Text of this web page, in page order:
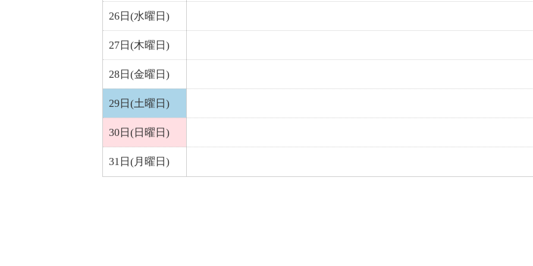
26日(水曜日)
27日(木曜日)
28日(金曜日)
29日(土曜日)
30日(日曜日)
31日(月曜日)